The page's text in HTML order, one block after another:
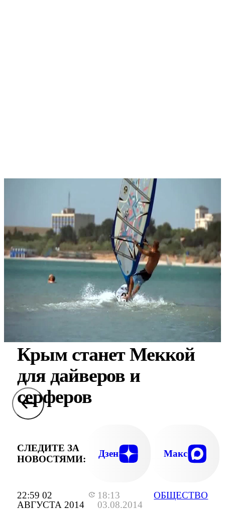
22:59 02
АВГУСТА 2014
18:13
03.08.2014
ОБЩЕСТВО
Крым станет Меккой
для дайверов и
серферов
СЛЕДИТЕ ЗА
НОВОСТЯМИ:
Дзен Макс